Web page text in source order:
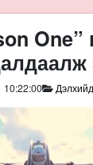
One”
10:22:00 Дэлхийд